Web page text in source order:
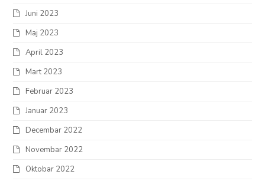
Juni 2023
Maj 2023
April 2023
Mart 2023
Februar 2023
Januar 2023
Decembar 2022
Novembar 2022
Oktobar 2022